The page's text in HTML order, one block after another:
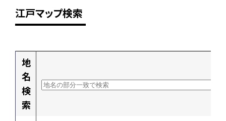
江戸マップ検索
地
名
検
索